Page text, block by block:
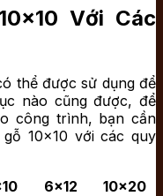
Với Các
thể được sử dụng để
nào cũng được, để
công trình, bạn cần
10×10 với các quy
6×12
10×20